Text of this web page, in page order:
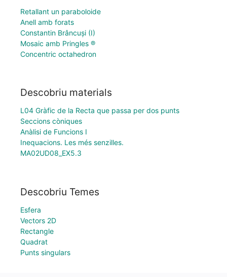
Retallant un paraboloide
Anell amb forats
Constantin Brâncuși (I)
Mosaic amb Pringles ®
Concentric octahedron
Descobriu materials
L04 Gràfic de la Recta que passa per dos punts
Seccions còniques
Anàlisi de Funcions I
Inequacions. Les més senzilles.
MA02UD08_EX5.3
Descobriu Temes
Esfera
Vectors 2D
Rectangle
Quadrat
Punts singulars